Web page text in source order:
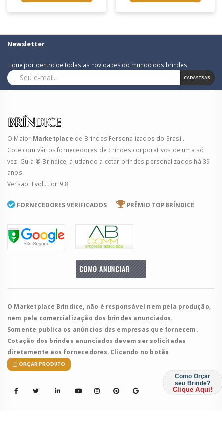
Newsletter
Fique por dentro de todas as novidades do mundo dos brindes!
CADASTRAR
O Maior Marketplace de Brindes Personalizados do Brasil.
Cote com vários fornecedores de brindes corporativos de uma só
vez. Guia ® Bríndice, ajudando a cotar brindes personalizados há 39
anos.
Versão: Evolution 9.8
FORNECEDORES VERIFICADOS PRÊMIO TOP BRÍNDICE
O Marketplace Bríndice, não é responsável nem pela produção,
nem pela comercialização dos brindes anunciados.
Somente publica os anúncios das empresas que fornecem.
Cotação dos brindes anunciados devem ser solicitadas
diretamente aos fornecedores. Clicando no botão
ORÇAR PRODUTO
Como Orçar
seu Brinde?
Clique Aqui!